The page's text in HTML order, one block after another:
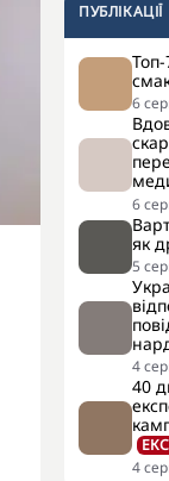
ПУБЛІКАЦІЇ
6
6
як
5
4
40
4